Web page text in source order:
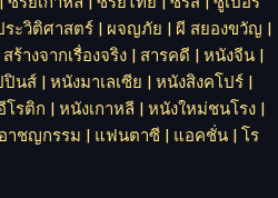
ระวิติศาสตร์ | ผจญภัย | ผี สยองขวัญ |
สร้างจากเรื่องจริง | สารคดี | หนังจีน |
ปินส์ | หนังมาเลเซีย | หนังสิงคโปร์ |
โรติก | หนังเกาหลี | หนังใหม่ชนโรง |
อาชญกรรม | แฟนตาซี | แอคชั่น | โร